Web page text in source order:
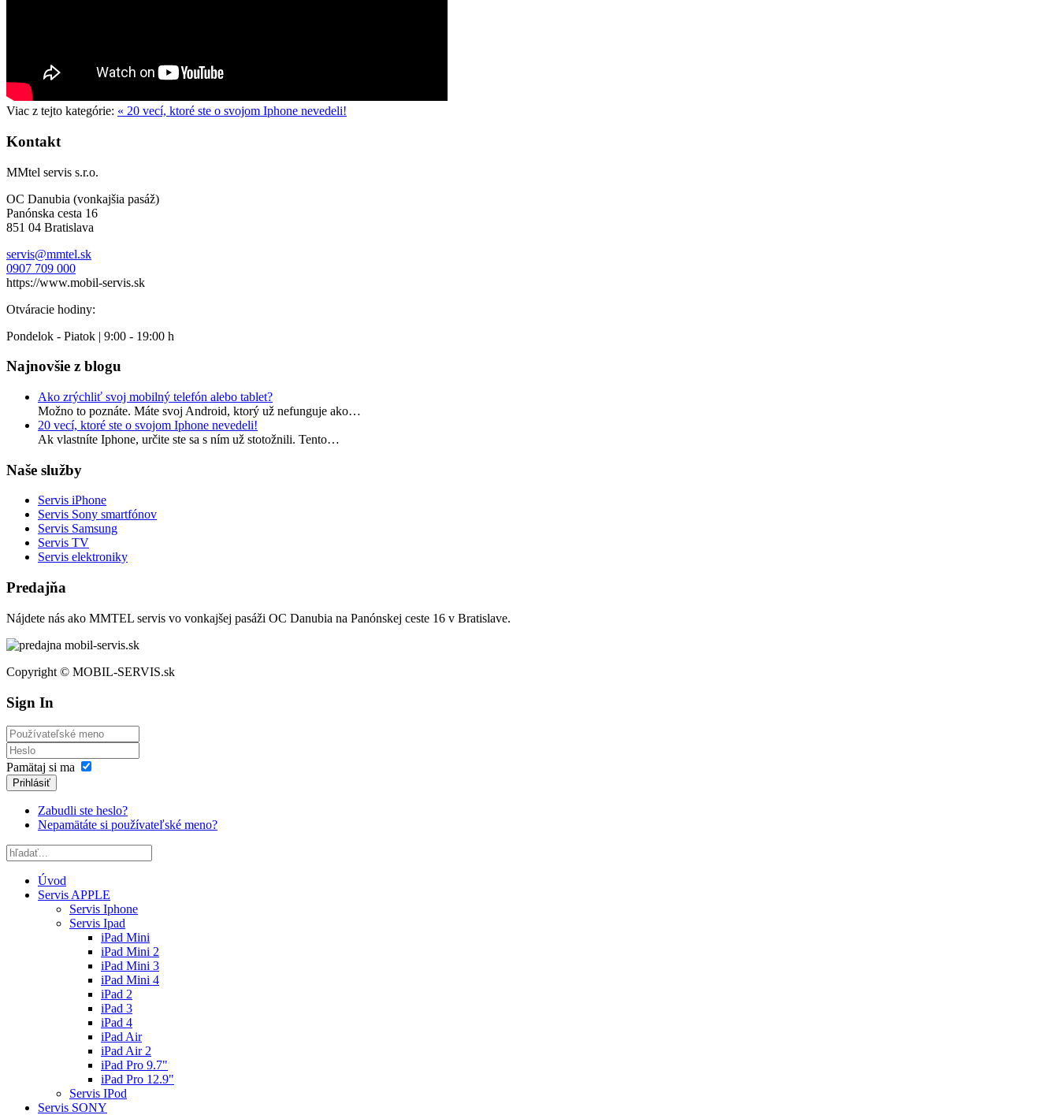
Viac z tejto kategórie: « 20 vecí, ktoré ste o svojom Iphone nevedeli!
Kontakt
MMtel servis s.r.o.
OC Danubia (vonkajšia pasáž)
Panónska cesta 16
851 04 Bratislava
servis@mmtel.sk
0907 709 000
https://www.mobil-servis.sk
Otváracie hodiny:
Pondelok - Piatok | 9:00 - 19:00 h
Najnovšie z blogu
Ako zrýchliť svoj mobilný telefón alebo tablet?
Možno to poznáte. Máte svoj Android, ktorý už nefunguje ako…
20 vecí, ktoré ste o svojom Iphone nevedeli!
Ak vlastníte Iphone, určite ste sa s ním už stotožnili. Tento…
Naše služby
Servis iPhone
Servis Sony smartfónov
Servis Samsung
Servis TV
Servis elektroniky
Predajňa
Nájdete nás ako MMTEL servis vo vonkajšej pasáži OC Danubia na Panónskej ceste 16 v Bratislave.
Copyright © MOBIL-SERVIS.sk
Sign In
Pamätaj si ma
Prihlásiť
Zabudli ste heslo?
Nepamätáte si používateľské meno?
Úvod
Servis APPLE
Servis Iphone
Servis Ipad
iPad Mini
iPad Mini 2
iPad Mini 3
iPad Mini 4
iPad 2
iPad 3
iPad 4
iPad Air
iPad Air 2
iPad Pro 9.7"
iPad Pro 12.9"
Servis IPod
Servis SONY